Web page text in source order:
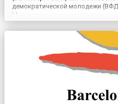
демократической молодежи
Международного союза
всемирных молодежных
фестивалей было привлечение
движения молодежи зарубежны...